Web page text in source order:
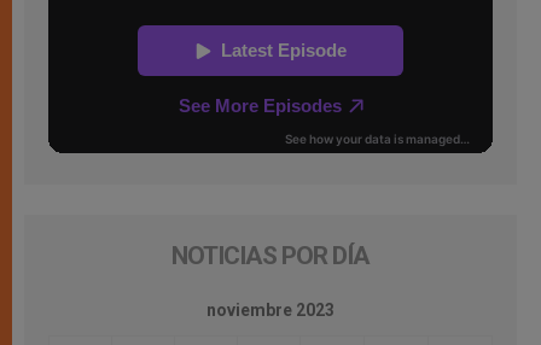
NOTICIAS POR DÍA
noviembre 2023